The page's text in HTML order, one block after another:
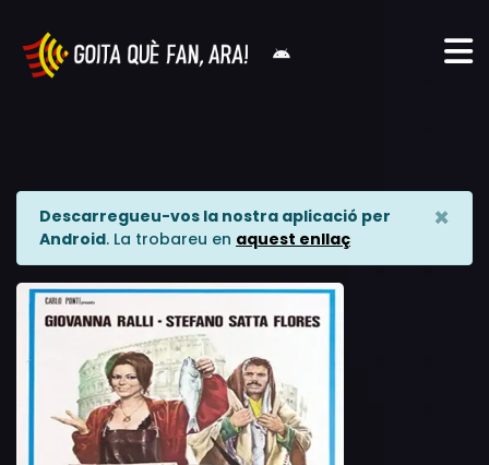
Descarregueu-vos la nostra aplicació per
Android. La trobareu en aquest enllaç
×